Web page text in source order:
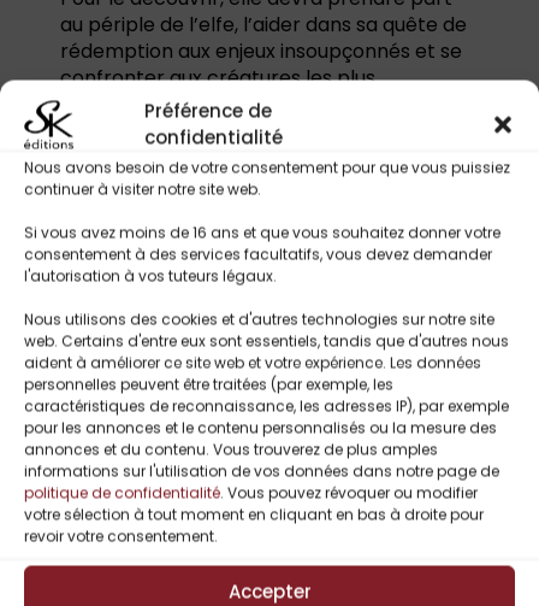
Préférence de
confidentialité
Nous avons besoin de votre consentement pour que vous puissiez
continuer à visiter notre site web.
Si vous avez moins de 16 ans et que vous souhaitez donner votre
consentement à des services facultatifs, vous devez demander
l'autorisation à vos tuteurs légaux.
Nous utilisons des cookies et d'autres technologies sur notre site
web. Certains d'entre eux sont essentiels, tandis que d'autres nous
aident à améliorer ce site web et votre expérience. Les données
personnelles peuvent être traitées (par exemple, les
caractéristiques de reconnaissance, les adresses IP), par exemple
pour les annonces et le contenu personnalisés ou la mesure des
annonces et du contenu. Vous trouverez de plus amples
informations sur l'utilisation de vos données dans notre page de
politique de confidentialité. Vous pouvez révoquer ou modifier
votre sélection à tout moment en cliquant en bas à droite pour
revoir votre consentement.
Accepter
au périple de l’elfe, l’aider dans sa quête de
rédemption aux enjeux insoupçonnés et se
confronter aux créatures les plus
redoutables.
Tropes :
Jeu vidéo / créatures surnaturelles
Élue propulsée dans un monde magique
Mentor mystérieux (elfe archimage)
Barde en devenir / anti-héroïne drôle et
attachante
Quête de rédemption
Doute sur la réalité / frontière rêve-
réalité
Monstres, donjons et magie ancienne
Titres Similaires